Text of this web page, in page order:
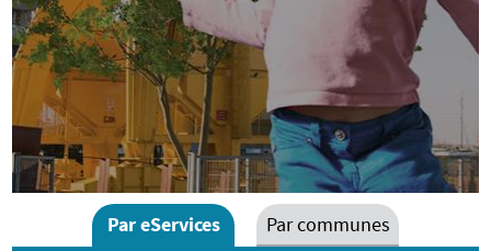
Par eServices Par communes